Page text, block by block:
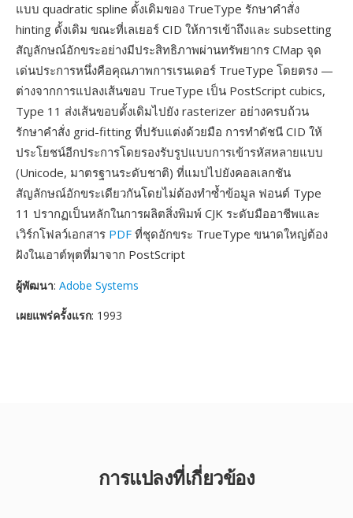
แบบ quadratic spline ดั้งเดิมของ TrueType รักษาคำสั่ง
hinting ดั้งเดิม ขณะที่เลเยอร์ CID ให้การเข้าถึงและ subsetting
สัญลักษณ์อักขระอย่างมีประสิทธิภาพผ่านทรัพยากร CMap จุด
เด่นประการหนึ่งคือคุณภาพการเรนเดอร์ TrueType โดยตรง —
ต่างจากการแปลงเส้นขอบ TrueType เป็น PostScript cubics,
Type 11 ส่งเส้นขอบดั้งเดิมไปยัง rasterizer อย่างครบถ้วน
รักษาคำสั่ง grid-fitting ที่ปรับแต่งด้วยมือ การทำดัชนี CID ให้
ประโยชน์อีกประการโดยรองรับรูปแบบการเข้ารหัสหลายแบบ
(Unicode, มาตรฐานระดับชาติ) ที่แมปไปยังคอลเลกชัน
สัญลักษณ์อักขระเดียวกันโดยไม่ต้องทำซ้ำข้อมูล ฟอนต์ Type
11 ปรากฏเป็นหลักในการผลิตสิ่งพิมพ์ CJK ระดับมืออาชีพและ
เวิร์กโฟลว์เอกสาร PDF ที่ชุดอักขระ TrueType ขนาดใหญ่ต้อง
ฝังในเอาต์พุตที่มาจาก PostScript
ผู้พัฒนา: Adobe Systems
เผยแพร่ครั้งแรก: 1993
การแปลงที่เกี่ยวข้อง